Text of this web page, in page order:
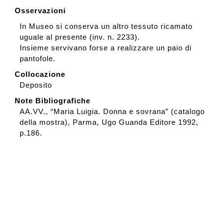
Osservazioni
In Museo si conserva un altro tessuto ricamato
uguale al presente (inv. n. 2233).
Insieme servivano forse a realizzare un paio di
pantofole.
Collocazione
Deposito
Note Bibliografiche
AA.VV., “Maria Luigia. Donna e sovrana” (catalogo
della mostra), Parma, Ugo Guanda Editore 1992,
p.186.